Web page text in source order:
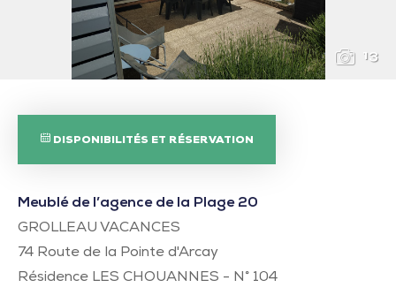
13
DISPONIBILITÉS ET RÉSERVATION
Meublé de l’agence de la Plage 20
GROLLEAU VACANCES
74 Route de la Pointe d'Arcay
Résidence LES CHOUANNES - N° 104